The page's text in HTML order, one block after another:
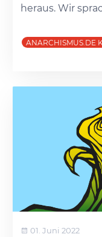
heraus. Wir
ANARCHISMUS.DE
01. Juni 2022